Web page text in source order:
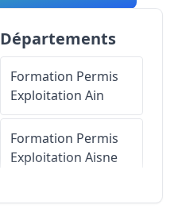
Départements
Formation Permis
Exploitation Ain
Formation Permis
Exploitation Aisne
Formation Permis